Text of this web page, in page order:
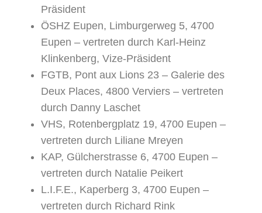
Präsident
ÖSHZ Eupen, Limburgerweg 5, 4700
Eupen – vertreten durch Karl-Heinz
Klinkenberg, Vize-Präsident
FGTB, Pont aux Lions 23 – Galerie des
Deux Places, 4800 Verviers – vertreten
durch Danny Laschet
VHS, Rotenbergplatz 19, 4700 Eupen –
vertreten durch Liliane Mreyen
KAP, Gülcherstrasse 6, 4700 Eupen –
vertreten durch Natalie Peikert
L.I.F.E., Kaperberg 3, 4700 Eupen –
vertreten durch Richard Rink